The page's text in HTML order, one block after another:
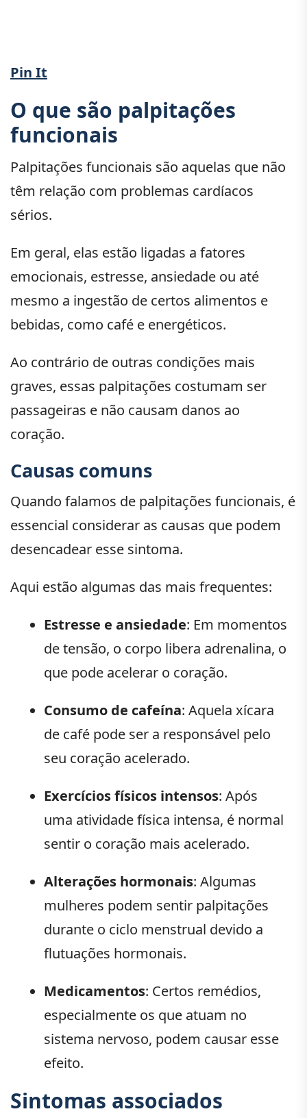
Pin It
O que são palpitações
funcionais
Palpitações funcionais são aquelas que não
têm relação com problemas cardíacos
sérios.
Em geral, elas estão ligadas a fatores
emocionais, estresse, ansiedade ou até
mesmo a ingestão de certos alimentos e
bebidas, como café e energéticos.
Ao contrário de outras condições mais
graves, essas palpitações costumam ser
passageiras e não causam danos ao
coração.
Causas comuns
Quando falamos de palpitações funcionais, é
essencial considerar as causas que podem
desencadear esse sintoma.
Aqui estão algumas das mais frequentes:
Estresse e ansiedade: Em momentos
de tensão, o corpo libera adrenalina, o
que pode acelerar o coração.
Consumo de cafeína: Aquela xícara
de café pode ser a responsável pelo
seu coração acelerado.
Exercícios físicos intensos: Após
uma atividade física intensa, é normal
sentir o coração mais acelerado.
Alterações hormonais: Algumas
mulheres podem sentir palpitações
durante o ciclo menstrual devido a
flutuações hormonais.
Medicamentos: Certos remédios,
especialmente os que atuam no
sistema nervoso, podem causar esse
efeito.
Sintomas associados